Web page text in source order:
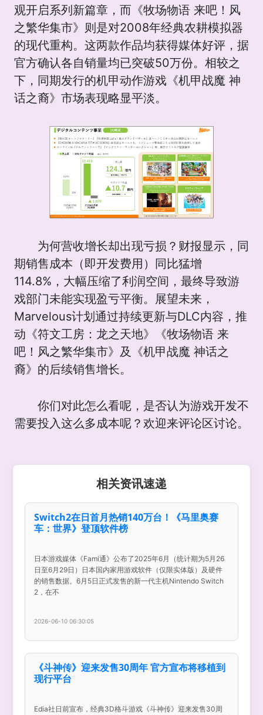
观开启系列新篇章，而《牧场物语 来吧！风
之繁华集市》则是对2008年经典农耕模拟器
的现代重构。这两款作品均获得媒体好评，据
官方确认各自销量均已突破50万份。相较之
下，同期发行的机甲动作游戏《机甲战魔 神
话之裔》市场表现略显平淡。
为何营收增长却出现亏损？财报显示，同
期销售成本（即开发费用）同比猛增
114.8%，大幅压缩了利润空间，最终导致游
戏部门未能实现盈亏平衡。展望未来，
Marvelous计划通过持续更新与DLC内容，推
动《符文工房：龙之天地》《牧场物语 来
吧！风之繁华集市》及《机甲战魔 神话之
裔》的后续销售增长。
你们对此怎么看呢，是否认为游戏开发不
需要投入这么多成本呢？欢迎来评论区讨论。
相关资讯速递
Switch2在日首月热销140万台！《马里奥赛
车：世界》登顶软件榜
日本游戏媒体《Fami通》公布了2025年6月（统计期为5月26
日至6月29日）日本国内家用游戏软件（仅限实体版）及硬件
的销售数据。6月5日正式发售的新一代主机Nintendo Switch
2，在不
2026-06-10 06:30:05
《斗神传》迎来发售30周年 官方宣布将移植到
现行平台
Edia社日前宣布，经典3D格斗游戏《斗神传》迎来发售30周